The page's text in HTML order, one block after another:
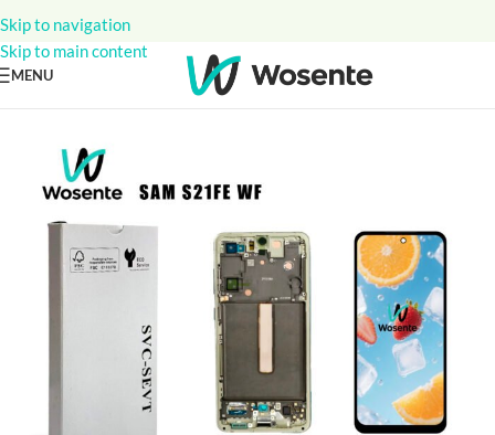
Skip to navigation
Skip to main content
MENU